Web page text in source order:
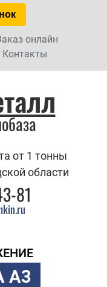
онлайн
Контакты
от 1 тонны
области
81
А3